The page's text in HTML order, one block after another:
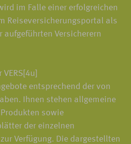
im Falle einer erfolgreichen
Reiseversicherungsportal als
aufgeführten Versicherern
entsprechend der von
Ihnen stehen allgemeine
sowie
der einzelnen
Verfügung. Die dargestellten